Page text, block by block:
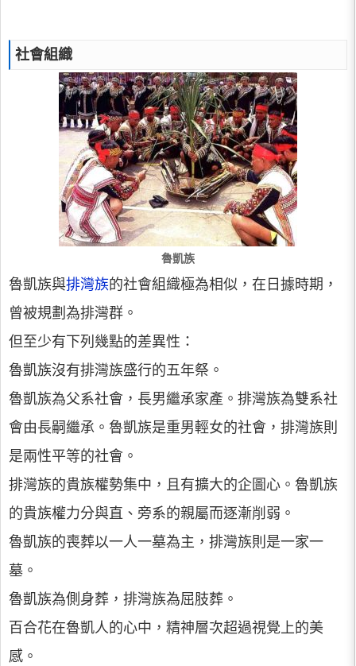
社會組織
魯凱族
魯凱族與排灣族的社會組織極為相似，在日據時期，
曾被規劃為排灣群。
但至少有下列幾點的差異性：
魯凱族沒有排灣族盛行的五年祭。
魯凱族為父系社會，長男繼承家產。排灣族為雙系社
會由長嗣繼承。魯凱族是重男輕女的社會，排灣族則
是兩性平等的社會。
排灣族的貴族權勢集中，且有擴大的企圖心。魯凱族
的貴族權力分與直、旁系的親屬而逐漸削弱。
魯凱族的喪葬以一人一墓為主，排灣族則是一家一
墓。
魯凱族為側身葬，排灣族為屈肢葬。
百合花在魯凱人的心中，精神層次超過視覺上的美
感。